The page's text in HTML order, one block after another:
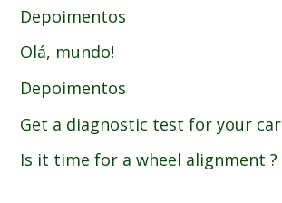
Depoimentos
Olá, mundo!
Depoimentos
Get a diagnostic test for your car
Is it time for a wheel alignment ?